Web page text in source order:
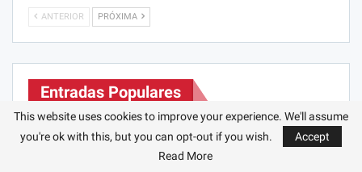
ANTERIOR PRÓXIMA
Entradas Populares
Qué se puede comer en Ekadashi. Ekadashi:
¿qué es y cómo…
1.733
This website uses cookies to improve your experience. We'll assume
you're ok with this, but you can opt-out if you wish.
Accept
Read More